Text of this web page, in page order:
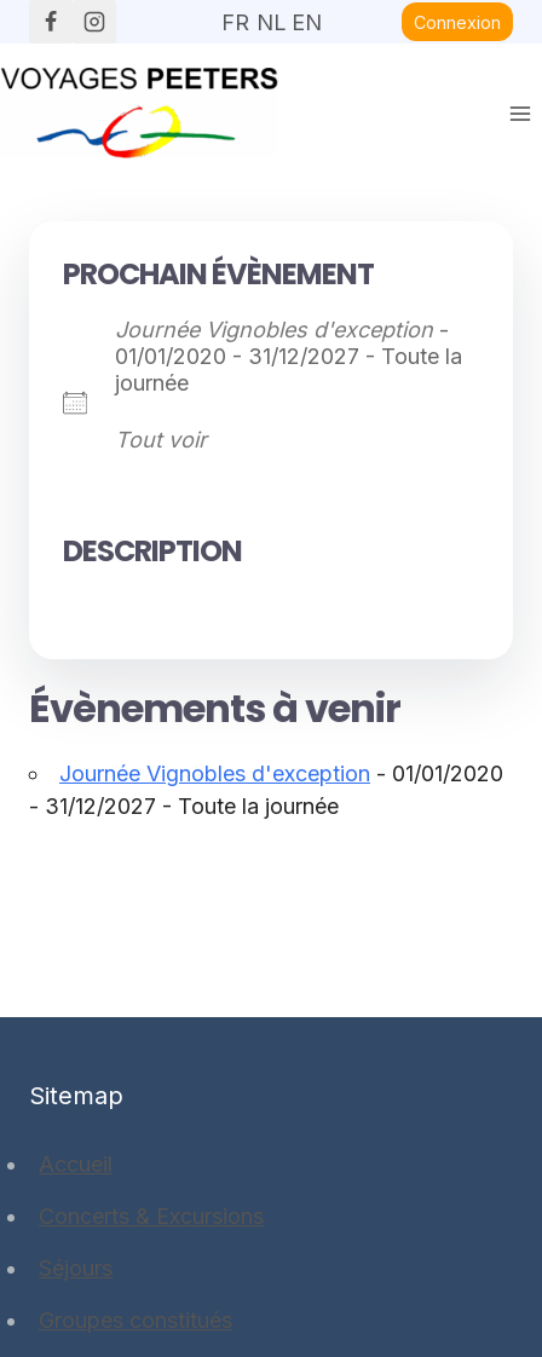
contenu
FR NL EN Connexion
PROCHAIN ÉVÈNEMENT
Journée Vignobles d'exception -
01/01/2020 - 31/12/2027 - Toute la
journée
Tout voir
DESCRIPTION
Évènements à venir
Journée Vignobles d'exception - 01/01/2020
- 31/12/2027 - Toute la journée
Sitemap
Accueil
Concerts & Excursions
Séjours
Groupes constitués